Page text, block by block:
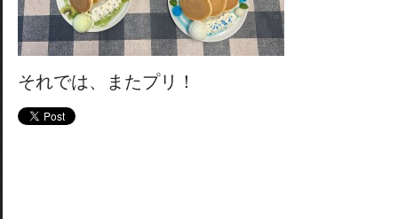
それでは、またプリ！